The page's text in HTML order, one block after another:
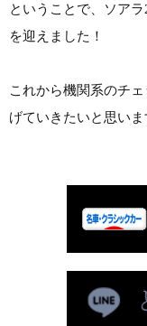
ということで、ソア
を迎えました！
これから機関系のチ
げていきたいと思い